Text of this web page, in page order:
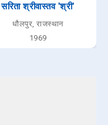
सरिता श्रीवास्तव 'श्री'
धौलपुर, राजस्थान
1969